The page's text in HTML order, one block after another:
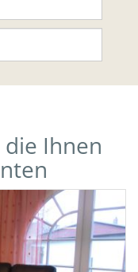
Ihnen